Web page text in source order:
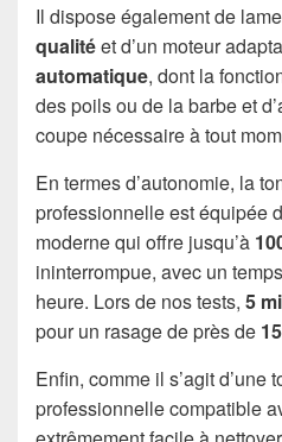
Il dispose également de
qualitéet d’un moteur
automatique, dont la
des poils ou de la barbe et
coupe nécessaire à tout
En termes d’autonomie, la
professionnelle est équipée
moderne qui offre jusqu’à
ininterrompue, avec un
heure. Lors de nos tests, 5
pour un rasage de près de
Enfin, comme il s’agit d’une
professionnelle compatible